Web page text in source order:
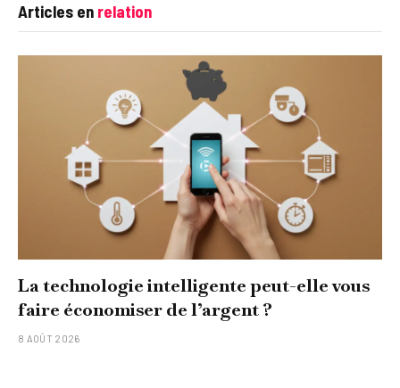
Articles en relation
La technologie intelligente peut-elle vous
faire économiser de l’argent ?
8 AOÛT 2026